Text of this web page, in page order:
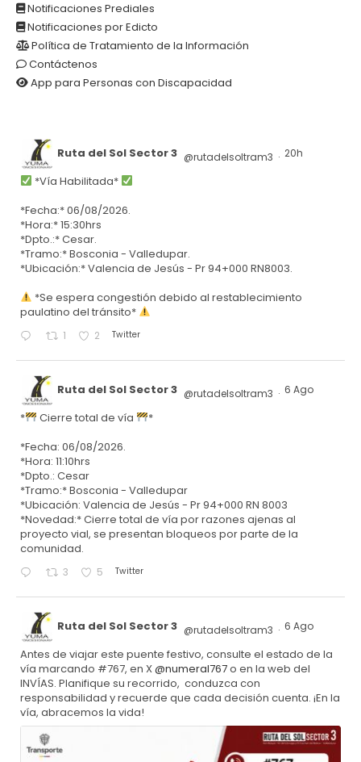
Notificaciones Prediales
Notificaciones por Edicto
Política de Tratamiento de la Información
Contáctenos
App para Personas con Discapacidad
Ruta del Sol Sector 3 @rutadelsoltram3 · 20h
*Vía Habilitada*
*Fecha:* 06/08/2026.
*Hora:* 15:30hrs
*Dpto.:* Cesar.
*Tramo:* Bosconia - Valledupar.
*Ubicación:* Valencia de Jesús - Pr 94+000 RN8003.
*Se espera congestión debido al restablecimiento
paulatino del tránsito*
1 2 Twitter
Ruta del Sol Sector 3 @rutadelsoltram3 · 6 Ago
* Cierre total de vía
*
*Fecha: 06/08/2026.
*Hora: 11:10hrs
*Dpto.: Cesar
*Tramo:* Bosconia - Valledupar
*Ubicación: Valencia de Jesús - Pr 94+000 RN 8003
*Novedad:* Cierre total de vía por razones ajenas al
proyecto vial, se presentan bloqueos por parte de la
comunidad.
3 5 Twitter
Ruta del Sol Sector 3 @rutadelsoltram3 · 6 Ago
Antes de viajar este puente festivo, consulte el estado de la
vía marcando #767, en X@numeral767o en la web del
INVÍAS. Planifique su recorrido, conduzca con
responsabilidad y recuerde que cada decisión cuenta. ¡En la
vía, abracemos la vida!